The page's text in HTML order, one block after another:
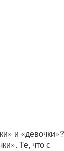
и «девочки»?
Те, что с